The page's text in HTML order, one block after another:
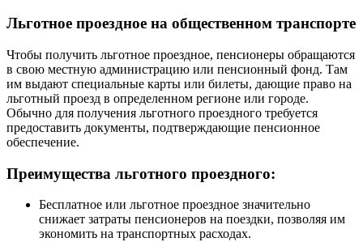
Льготное проездное на общественном транспорте
Чтобы получить льготное проездное, пенсионеры обращаются
в свою местную администрацию или пенсионный фонд. Там
им выдают специальные карты или билеты, дающие право на
льготный проезд в определенном регионе или городе.
Обычно для получения льготного проездного требуется
предоставить документы, подтверждающие пенсионное
обеспечение.
Преимущества льготного проездного:
Бесплатное или льготное проездное значительно
снижает затраты пенсионеров на поездки, позволяя им
экономить на транспортных расходах.